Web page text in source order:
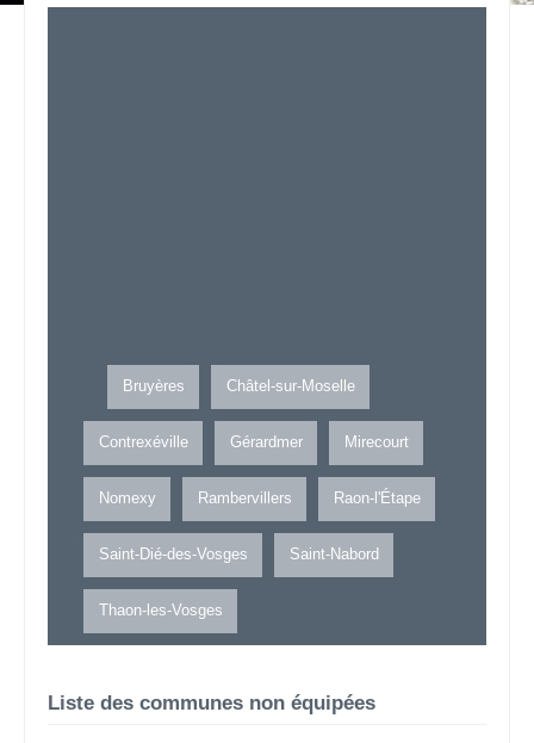
Bruyères Châtel-sur-Moselle
Contrexéville Gérardmer Mirecourt
Nomexy Rambervillers Raon-l'Étape
Saint-Dié-des-Vosges Saint-Nabord
Thaon-les-Vosges
Liste des communes non équipées